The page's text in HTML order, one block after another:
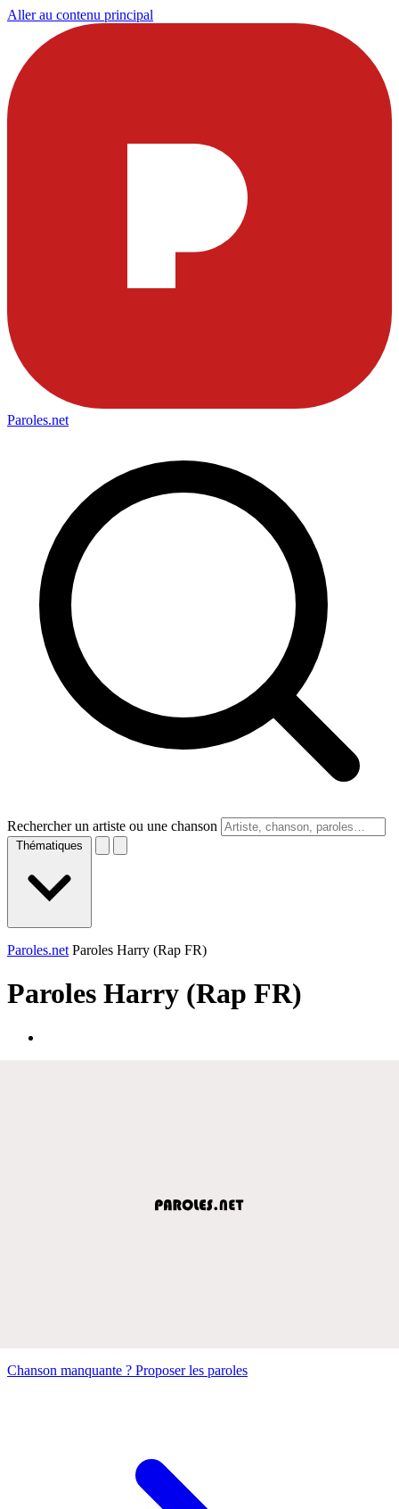
Aller au contenu principal
Paroles.net
Rechercher un artiste ou une chanson
Thématiques
Paroles.net Paroles Harry (Rap FR)
Paroles Harry (Rap FR)
Chanson manquante ? Proposer les paroles